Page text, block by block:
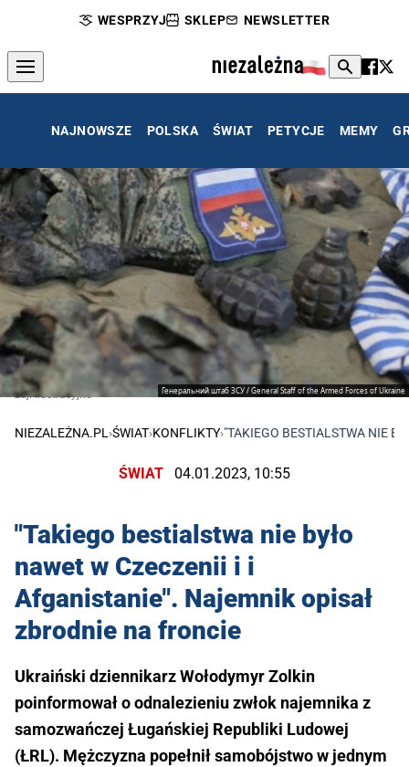
WESPRZYJ SKLEP NEWSLETTER
NAJNOWSZE POLSKA ŚWIAT PETYCJE MEMY
Генеральний штаб ЗСУ / General Staff of the Armed Forces of Ukraine
zdj. ilustracyjne
NIEZALEŻNA.PL ›ŚWIAT›KONFLIKTY›"TAKIEGO BESTIALSTWA NIE
ŚWIAT 04.01.2023, 10:55
"Takiego bestialstwa nie było
nawet w Czeczenii i i
Afganistanie". Najemnik opisał
zbrodnie na froncie
Ukraiński dziennikarz Wołodymyr Zolkin
poinformował o odnalezieniu zwłok najemnika z
samozwańczej Ługańskiej Republiki Ludowej
(ŁRL). Mężczyzna popełnił samobójstwo w jednym